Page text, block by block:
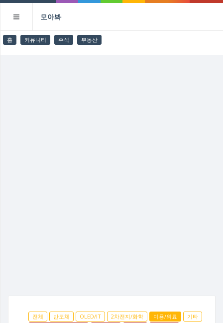
모아봐
홈 커뮤니티 주식 부동산
전체 반도체 OLED/IT 2차전지/화학 미용/의료
기타